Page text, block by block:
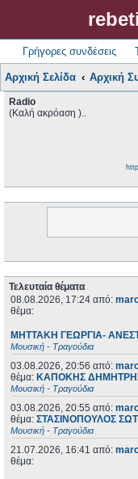
Γρήγορες συνδέσεις
Αρχική Σελίδα Αρχική
Radio
(Καλή ακρόαση )..
Τελευταία θέματα
08.08.2026, 17:24 από:
θέμα:
ΜΗΤΤΑΚΗ ΓΕΩΡΓΙΑ-
Μουσική - Τραγούδια
03.08.2026, 20:56 από:
θέμα: ΚΑΠΟΚΗΣ ΔΗΜΗΤΡΗΣ
Μουσική - Τραγούδια
03.08.2026, 20:55 από:
θέμα: ΣΤΑΣΙΝΟΠΟΥΛΟΣ
Μουσική - Τραγούδια
21.07.2026, 16:41 από:
θέμα: